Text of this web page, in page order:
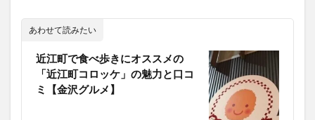
あわせて読みたい
近江町で食べ歩きにオススメの
「近江町コロッケ」の魅力と口コ
ミ【金沢グルメ】